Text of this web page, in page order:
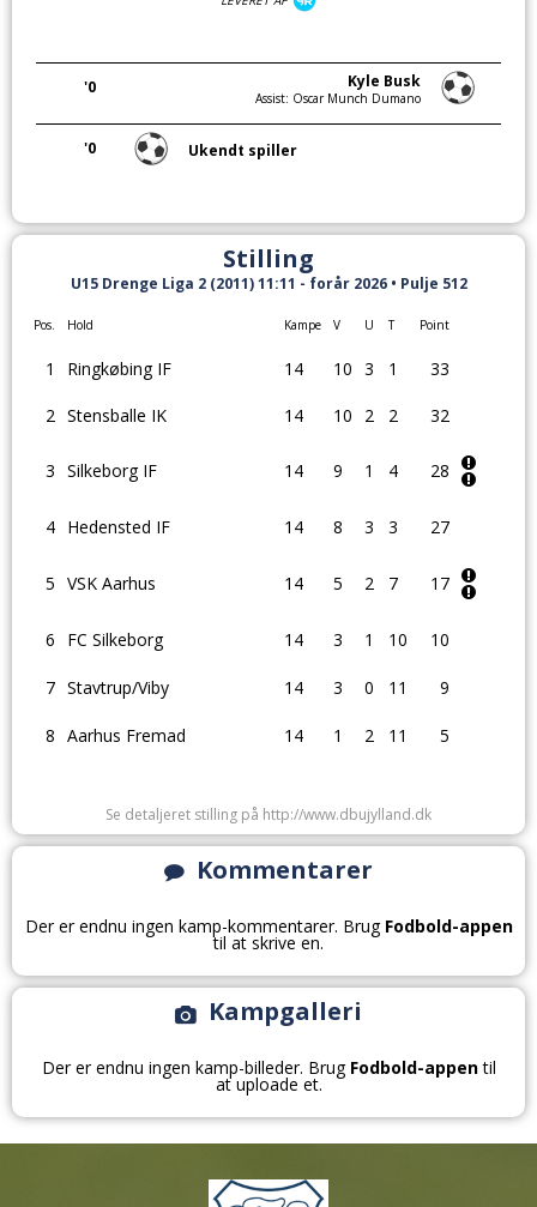
'0 Kyle Busk
Assist: Oscar Munch Dumano
'0 Ukendt spiller
Stilling
U15 Drenge Liga 2 (2011) 11:11 - forår 2026 • Pulje 512
Pos. Hold Kampe V U T Point
1 Ringkøbing IF 14 10 3 1 33
2 Stensballe IK 14 10 2 2 32
3 Silkeborg IF 14 9 1 4 28
4 Hedensted IF 14 8 3 3 27
5 VSK Aarhus 14 5 2 7 17
6 FC Silkeborg 14 3 1 10 10
7 Stavtrup/Viby 14 3 0 11 9
8 Aarhus Fremad 14 1 2 11 5
Se detaljeret stilling på http://www.dbujylland.dk
Kommentarer
Der er endnu ingen kamp-kommentarer. Brug Fodbold-appen
til at skrive en.
Kampgalleri
Der er endnu ingen kamp-billeder. Brug Fodbold-appentil
at uploade et.